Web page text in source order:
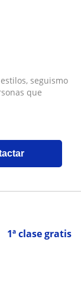
seguismo
que
1ª clase gratis